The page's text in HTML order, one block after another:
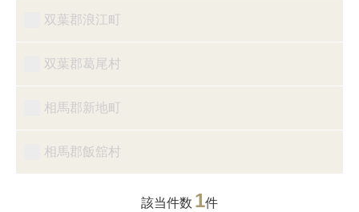
双葉郡浪江町
双葉郡葛尾村
相馬郡新地町
相馬郡飯舘村
該当件数 1件